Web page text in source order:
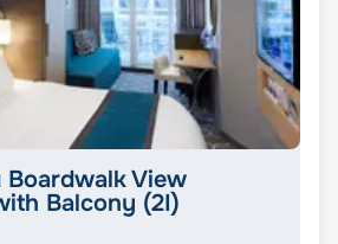
View
Balcony (2I)